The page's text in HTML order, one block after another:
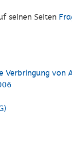
seinen Seiten
Verbringung